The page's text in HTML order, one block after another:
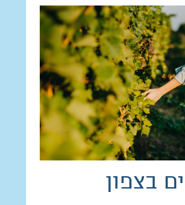
בצפון